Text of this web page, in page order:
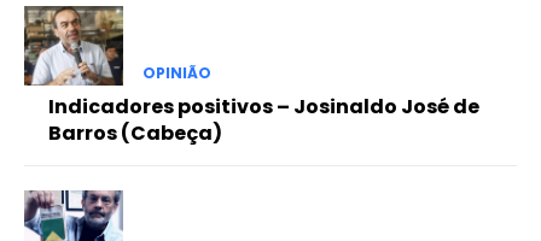
OPINIÃO
Indicadores positivos – Josinaldo José de
Barros (Cabeça)